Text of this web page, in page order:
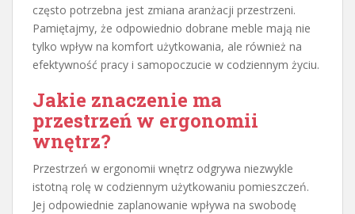
często potrzebna jest zmiana aranżacji przestrzeni.
Pamiętajmy, że odpowiednio dobrane meble mają nie
tylko wpływ na komfort użytkowania, ale również na
efektywność pracy i samopoczucie w codziennym życiu.
Jakie znaczenie ma
przestrzeń w ergonomii
wnętrz?
Przestrzeń w ergonomii wnętrz odgrywa niezwykle
istotną rolę w codziennym użytkowaniu pomieszczeń.
Jej odpowiednie zaplanowanie wpływa na swobodę